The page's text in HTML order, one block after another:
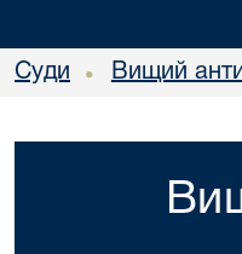
Суди • Вищий